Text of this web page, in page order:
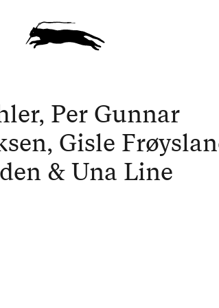
Per Gunnar
Gisle
& Una Line